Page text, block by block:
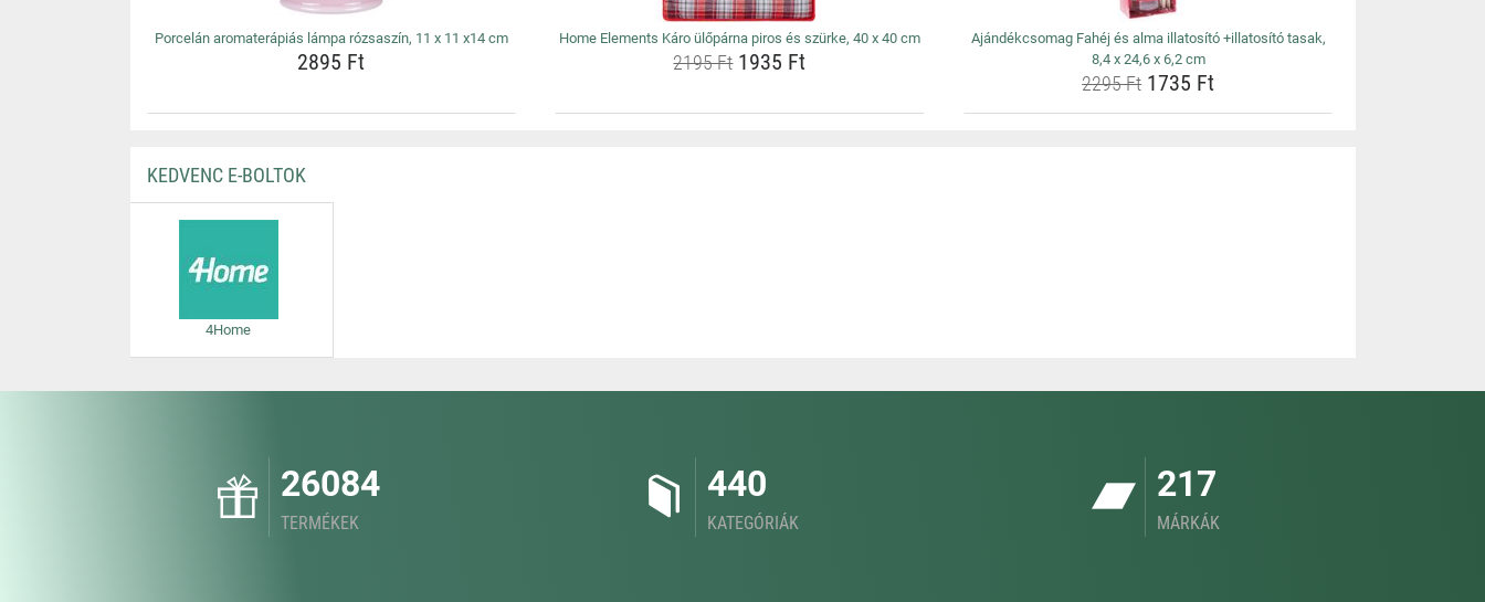
Porcelán aromaterápiás lámpa rózsaszín, 11 x 11 x14 cm
2895 Ft
Home Elements Káro ülőpárna piros és szürke, 40 x 40 cm
2195 Ft1935 Ft
Ajándékcsomag Fahéj és alma illatosító +illatosító tasak,
8,4 x 24,6 x 6,2 cm
2295 Ft 1735 Ft
KEDVENC E-BOLTOK
4Home
26084
TERMÉKEK
440
KATEGÓRIÁK
217
MÁRKÁK